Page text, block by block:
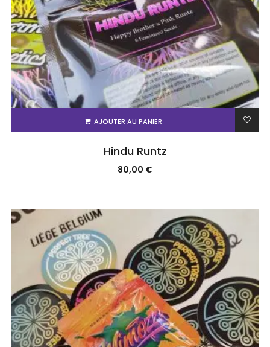
AJOUTER AU PANIER
Hindu Runtz
80,00 €